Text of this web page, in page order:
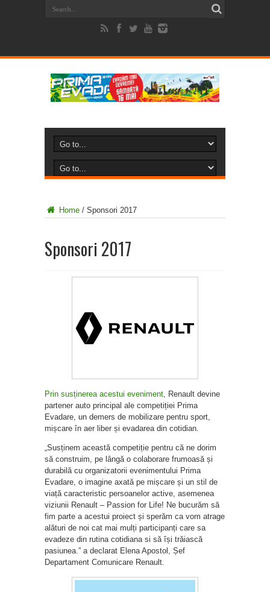
Home / Sponsori 2017
Sponsori 2017
Prin susținerea acestui eveniment , Renault devine
partener auto principal ale competiției Prima
Evadare, un demers de mobilizare pentru sport,
mișcare în aer liber și evadarea din cotidian.
„Susținem această competiție pentru că ne dorim
să construim, pe lângă o colaborare frumoasă și
durabilă cu organizatorii evenimentului Prima
Evadare, o imagine axată pe mișcare și un stil de
viață caracteristic persoanelor active, asemenea
viziunii Renault – Passion for Life! Ne bucurăm să
fim parte a acestui proiect și sperăm ca vom atrage
alături de noi cat mai mulți participanți care sa
evadeze din rutina cotidiana si să își trăiască
pasiunea.” a declarat Elena Apostol, Șef
Departament Comunicare Renault.